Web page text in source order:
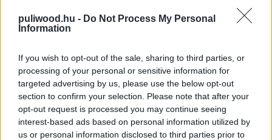
puliwood.hu - Do Not Process My Personal
Information
If you wish to opt-out of the sale, sharing to third parties, or
processing of your personal or sensitive information for
targeted advertising by us, please use the below opt-out
section to confirm your selection. Please note that after your
opt-out request is processed you may continue seeing
interest-based ads based on personal information utilized by
us or personal information disclosed to third parties prior to